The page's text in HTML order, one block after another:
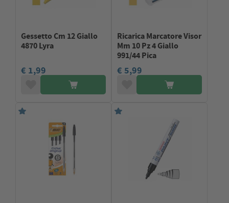
Gessetto Cm 12 Giallo
4870 Lyra
€ 1,99
Ricarica Marcatore Visor
Mm 10 Pz 4 Giallo
991/44 Pica
€ 5,99